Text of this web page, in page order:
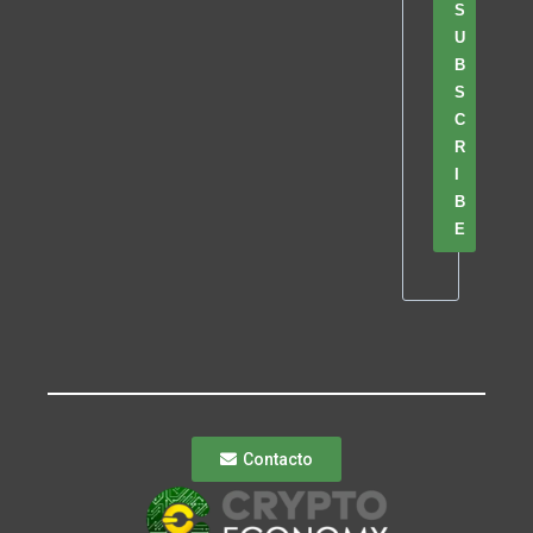
S
U
B
S
C
R
B
E
Contacto